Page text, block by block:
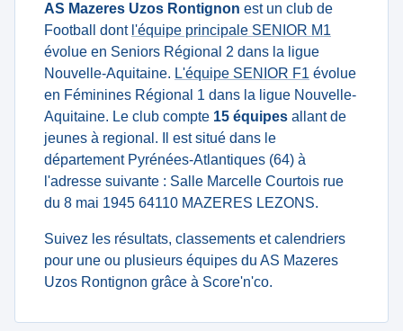
AS Mazeres Uzos Rontignon est un club de
Football dont l'équipe principale SENIOR M1
évolue en Seniors Régional 2 dans la ligue
Nouvelle-Aquitaine. L'équipe SENIOR F1 évolue
en Féminines Régional 1 dans la ligue Nouvelle-
Aquitaine. Le club compte 15 équipes allant de
jeunes à regional. Il est situé dans le
département Pyrénées-Atlantiques (64) à
l'adresse suivante : Salle Marcelle Courtois rue
du 8 mai 1945 64110 MAZERES LEZONS.
Suivez les résultats, classements et calendriers
pour une ou plusieurs équipes du AS Mazeres
Uzos Rontignon grâce à Score'n'co.